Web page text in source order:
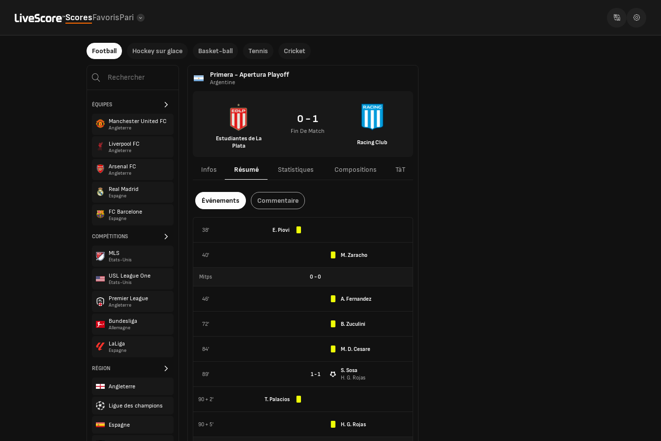
ScoresFavorisPari
Football Hockey sur glace Basket-ball Tennis Cricket
ÉQUIPES
Manchester United FC
Angleterre
Liverpool FC
Angleterre
Arsenal FC
Angleterre
Real Madrid
Espagne
FC Barcelone
Espagne
COMPÉTITIONS
MLS
États-Unis
USL League One
États-Unis
Premier League
Angleterre
Bundesliga
Allemagne
LaLiga
Espagne
RÉGION
Angleterre
Ligue des champions
Espagne
Primera - Apertura Playoff
Argentine
Estudiantes de La
Plata
0 - 1
Fin De Match
Racing Club
Infos Résumé Statistiques Compositions TàT
Événements Commentaire
38' E. Piovi
40' M. Zaracho
Mitps 0 -0
46' A. Fernandez
72' B. Zuculini
84' M. D. Cesare
89' 1 - 1
S. Sosa
H. G. Rojas
90 + 2' T. Palacios
90 + 5' H. G. Rojas